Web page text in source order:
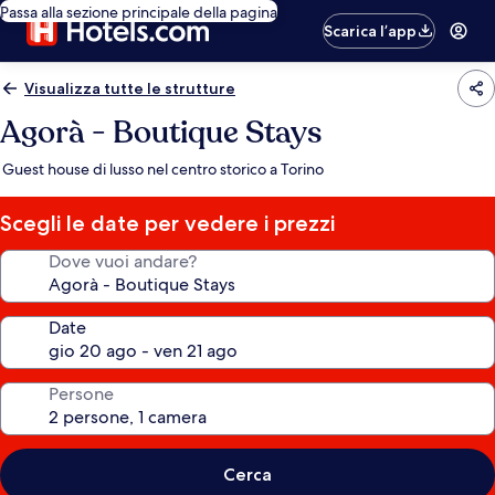
Passa alla sezione principale della pagina
Scarica l’app
Visualizza tutte le strutture
Agorà - Boutique Stays
Guest house di lusso nel centro storico a Torino
Scegli le date per vedere i prezzi
Dove vuoi andare?
Date
Persone
Cerca